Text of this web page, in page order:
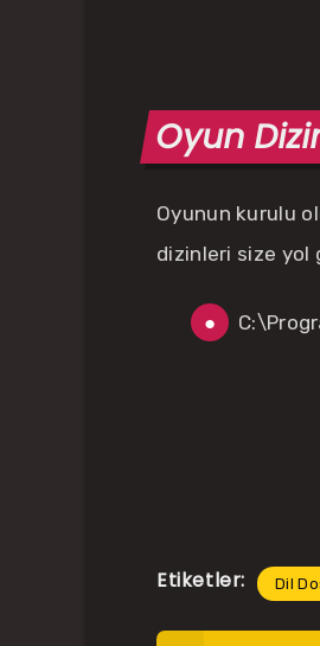
Oyun
Oyunun kurulu
dizinleri size yol
Etiketler: Dil